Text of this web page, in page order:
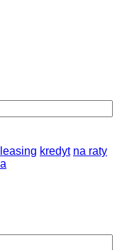
leasing kredyt na raty